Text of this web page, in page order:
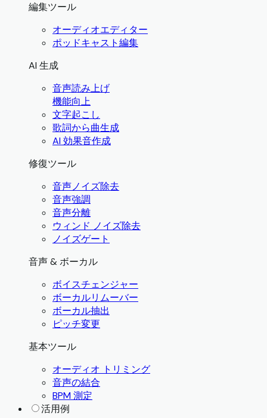
編集ツール
オーディオエディター
ポッドキャスト編集
AI 生成
音声読み上げ
機能向上
文字起こし
歌詞から曲生成
AI 効果音作成
修復ツール
音声ノイズ除去
音声強調
音声分離
ウィンド ノイズ除去
ノイズゲート
音声 & ボーカル
ボイスチェンジャー
ボーカルリムーバー
ボーカル抽出
ピッチ変更
基本ツール
オーディオ トリミング
音声の結合
BPM 測定
活用例